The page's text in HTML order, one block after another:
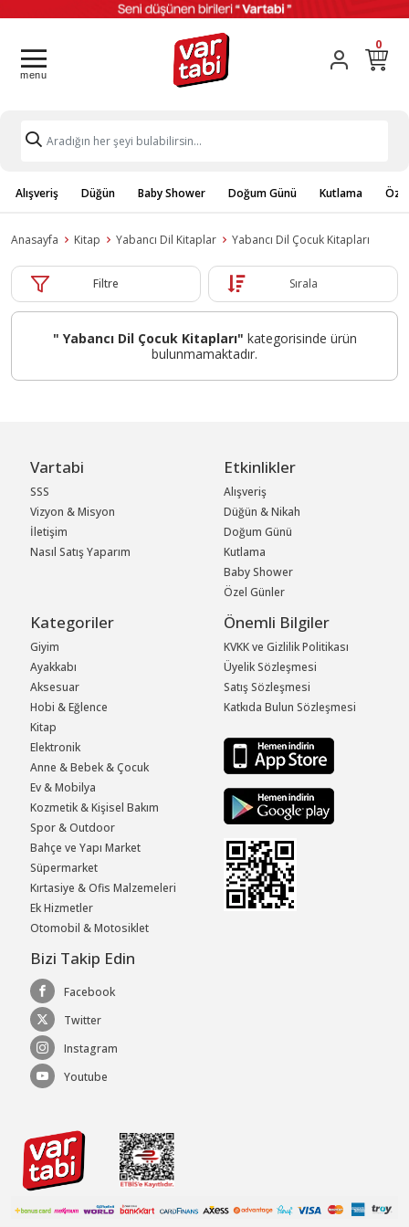
0
Alışveriş Düğün Baby Shower Doğum Günü Kutlama
Anasayfa Kitap Yabancı Dil Kitaplar Yabancı Dil Çocuk Kitapları
Filtre Sırala
" Yabancı Dil Çocuk Kitapları" kategorisinde ürün
bulunmamaktadır.
Vartabi
SSS
Vizyon & Misyon
İletişim
Nasıl Satış Yaparım
Etkinlikler
Alışveriş
Düğün & Nikah
Doğum Günü
Kutlama
Baby Shower
Özel Günler
Kategoriler
Giyim
Ayakkabı
Aksesuar
Hobi & Eğlence
Kitap
Elektronik
Anne & Bebek & Çocuk
Ev & Mobilya
Kozmetik & Kişisel Bakım
Spor & Outdoor
Bahçe ve Yapı Market
Süpermarket
Kırtasiye & Ofis Malzemeleri
Ek Hizmetler
Otomobil & Motosiklet
Önemli Bilgiler
KVKK ve Gizlilik Politikası
Üyelik Sözleşmesi
Satış Sözleşmesi
Katkıda Bulun Sözleşmesi
Bizi Takip Edin
Facebook
Twitter
Instagram
Youtube